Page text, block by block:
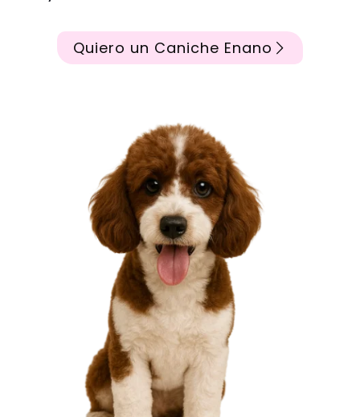
Quiero un Caniche Enano